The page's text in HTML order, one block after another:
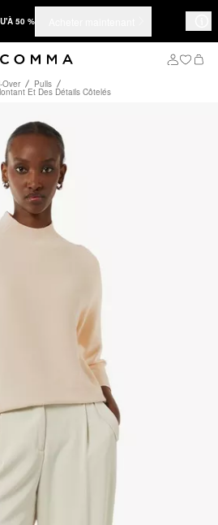
50 %
Over Pulls
Et Des Détails Côtelés